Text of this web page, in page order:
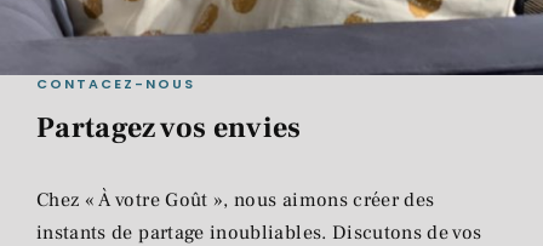
CONTACEZ-NOUS
Partagez vos envies
Chez « À votre Goût », nous aimons créer des
instants de partage inoubliables. Discutons de vos